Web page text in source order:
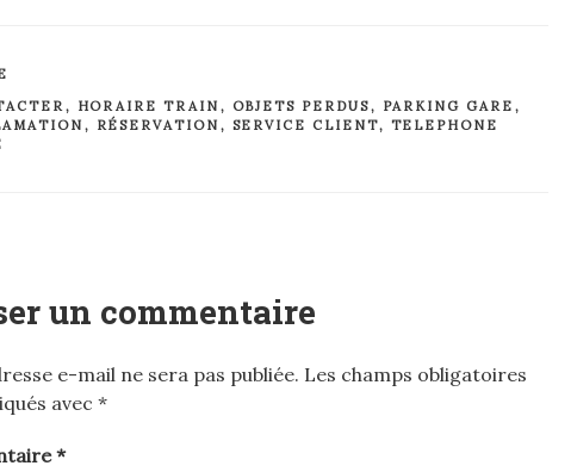
, HORAIRE TRAIN , OBJETS PERDUS, PARKING GARE ,
, RÉSERVATION , SERVICE CLIENT, TELEPHONE
un commentaire
e-mail ne sera pas publiée. Les champs obligatoires
avec *
*